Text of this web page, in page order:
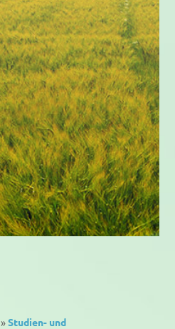
»Studien- und